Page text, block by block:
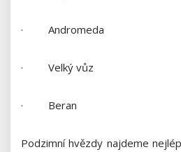
· Andromeda
· Velký vůz
· Beran
Podzimní hvězdy najdeme